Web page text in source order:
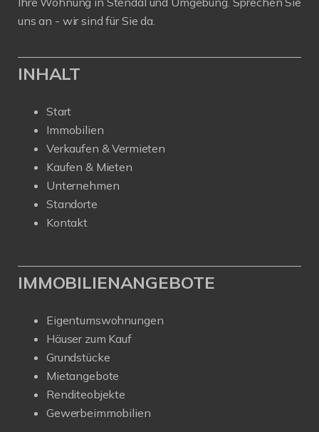
uns an - wir sind für Sie da.
INHALT
Start
Immobilien
Verkaufen & Vermieten
Kaufen & Mieten
Unternehmen
Standorte
Kontakt
IMMOBILIENANGEBOTE
Eigentumswohnungen
Häuser zum Kauf
Grundstücke
Mietangebote
Renditeobjekte
Gewerbeimmobilien